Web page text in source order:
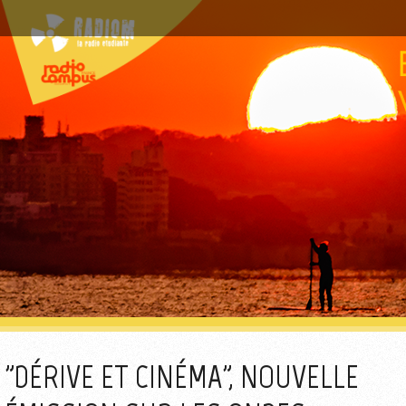
"DÉRIVE ET CINÉMA", NOUVELLE